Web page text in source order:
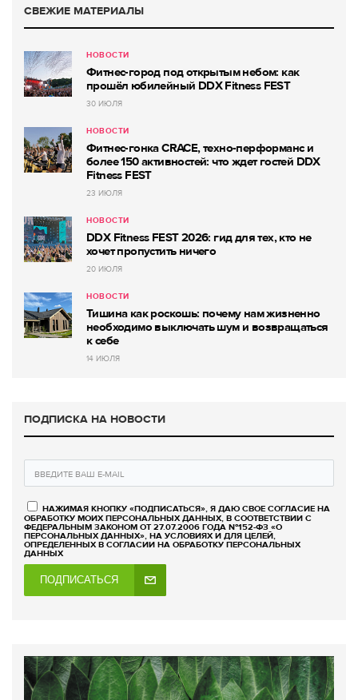
СВЕЖИЕ МАТЕРИАЛЫ
НОВОСТИ
Фитнес-город под открытым небом: как
прошёл юбилейный DDX Fitness FEST
30 ИЮЛЯ
НОВОСТИ
Фитнес-гонка CRACE, техно-перформанс и
более 150 активностей: что ждет гостей DDX
Fitness FEST
23 ИЮЛЯ
НОВОСТИ
DDX Fitness FEST 2026: гид для тех, кто не
хочет пропустить ничего
20 ИЮЛЯ
НОВОСТИ
Тишина как роскошь: почему нам жизненно
необходимо выключать шум и возвращаться
к себе
14 ИЮЛЯ
ПОДПИСКА НА НОВОСТИ
НАЖИМАЯ КНОПКУ «ПОДПИСАТЬСЯ», Я ДАЮ СВОЕ СОГЛАСИЕ НА
ОБРАБОТКУ МОИХ ПЕРСОНАЛЬНЫХ ДАННЫХ, В СООТВЕТСТВИИ С
ФЕДЕРАЛЬНЫМ ЗАКОНОМ ОТ 27.07.2006 ГОДА №152-ФЗ «О
ПЕРСОНАЛЬНЫХ ДАННЫХ», НА УСЛОВИЯХ И ДЛЯ ЦЕЛЕЙ,
ОПРЕДЕЛЕННЫХ В СОГЛАСИИ НА ОБРАБОТКУ ПЕРСОНАЛЬНЫХ
ДАННЫХ
ПОДПИСАТЬСЯ